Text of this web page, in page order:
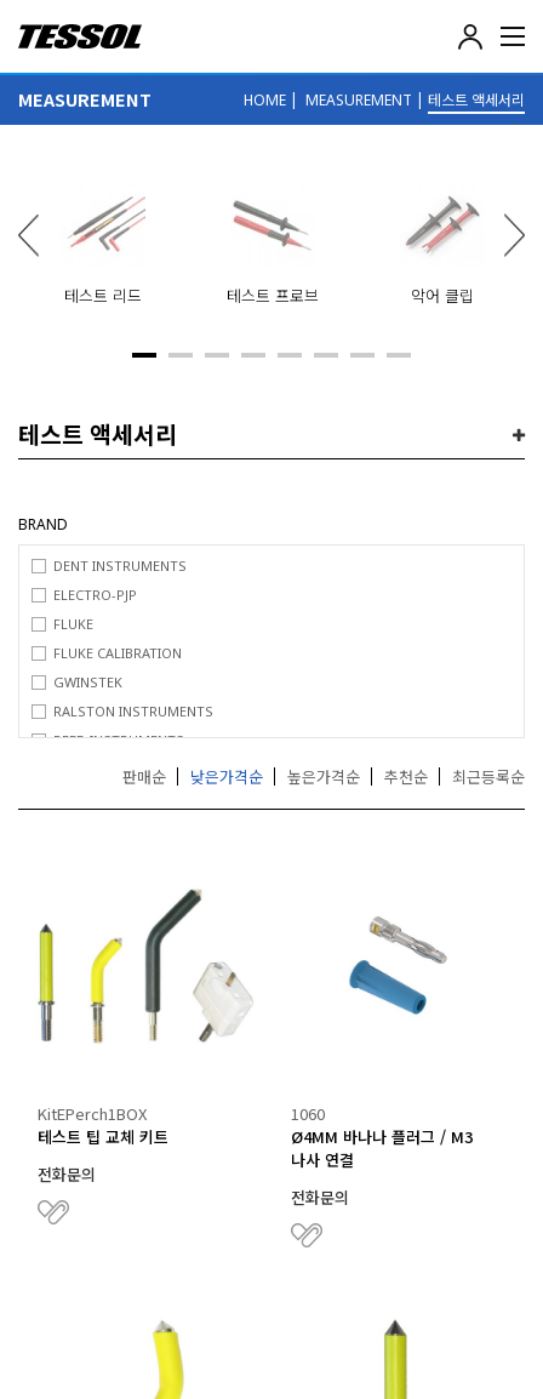
테
(
T
E
)
기
,
터
로
MEASUREMENT HOME | MEASUREMENT | 테스트 액세서리
테스트 리드 테스트 프로브 악어 클립
테스트 액세서리
BRAND
DENT INSTRUMENTS
ELECTRO-PJP
FLUKE
FLUKE CALIBRATION
GWINSTEK
RALSTON INSTRUMENTS
REED INSTRUMENTS
판매순 낮은가격순 높은가격순 추천순 최근등록순
KitEPerch1BOX
테스트 팁 교체 키트
전화문의
1060
Ø4MM 바나나 플러그 / M3
나사 연결
전화문의